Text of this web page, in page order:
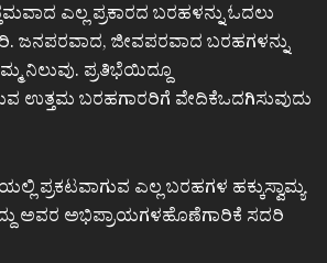
ಎಲ್ಲ ಪ್ರಕಾರದ ಬರಹಳನ್ನು ಓದಲು
ಜನಪರವಾದ, ಜೀವಪರವಾದ ಬರಹಗಳನ್ನು
ನಿಲುವು. ಪ್ರತಿಭೆಯಿದ್ದೂ
ಉತ್ತಮ ಬರಹಗಾರರಿಗೆ ವೇದಿಕೆಒದಗಿಸುವುದು
ಪ್ರಕಟವಾಗುವ ಎಲ್ಲ ಬರಹಗಳ ಹಕ್ಕುಸ್ವಾಮ್ಯ
ಅವರ ಅಭಿಪ್ರಾಯಗಳಹೊಣೆಗಾರಿಕೆ ಸದರಿ